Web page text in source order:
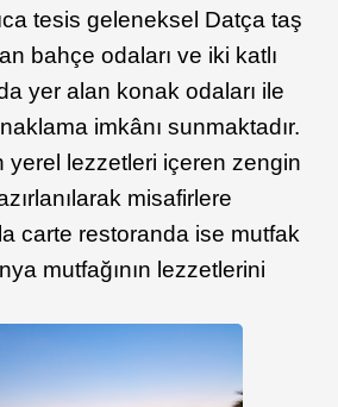
tesis geleneksel Datça taş
bahçe odaları ve iki katlı
yer alan konak odaları ile
imkânı sunmaktadır.
yerel lezzetleri içeren zengin
misafirlere
carte restoranda ise mutfak
mutfağının lezzetlerini